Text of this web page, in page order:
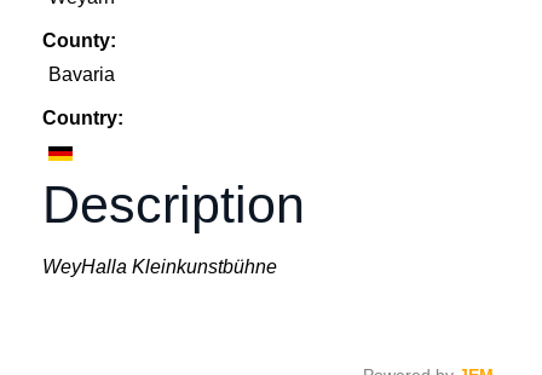
County:
Bavaria
Country:
Description
WeyHalla Kleinkunstbühne